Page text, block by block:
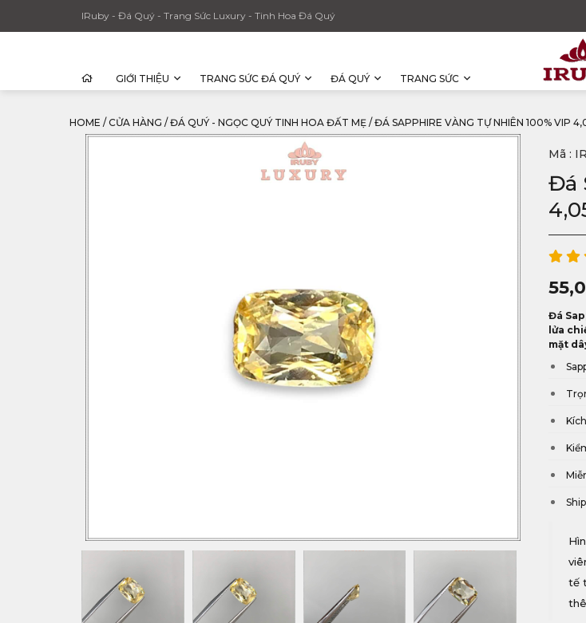
IRuby - Đá Quý - Trang Sức Luxury - Tinh Hoa Đá Quý
GIỚI THIỆU TRANG SỨC ĐÁ QUÝ ĐÁ QUÝ TRANG SỨC
HOME / CỬA HÀNG / ĐÁ QUÝ - NGỌC QUÝ TINH HOA ĐẤT MẸ / ĐÁ SAPPHIRE VÀNG TỰ NHIÊN 100% VIP
Mã :
Đá
Đá
lửa
mặt
tế